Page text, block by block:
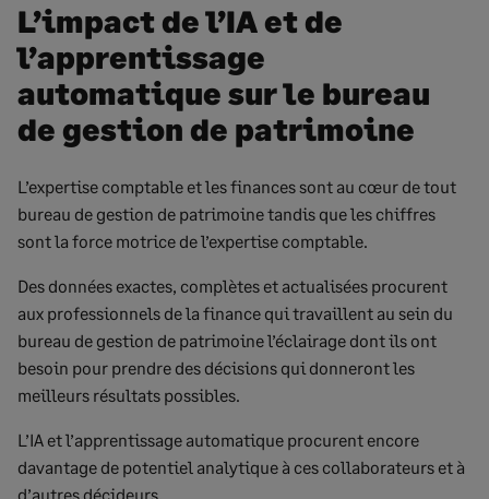
L’impact de l’IA et de
l’apprentissage
automatique sur le bureau
de gestion de patrimoine
L’expertise comptable et les finances sont au cœur de tout
bureau de gestion de patrimoine tandis que les chiffres
sont la force motrice de l’expertise comptable.
Des données exactes, complètes et actualisées procurent
aux professionnels de la finance qui travaillent au sein du
bureau de gestion de patrimoine l’éclairage dont ils ont
besoin pour prendre des décisions qui donneront les
meilleurs résultats possibles.
L’IA et l’apprentissage automatique procurent encore
davantage de potentiel analytique à ces collaborateurs et à
d’autres décideurs.